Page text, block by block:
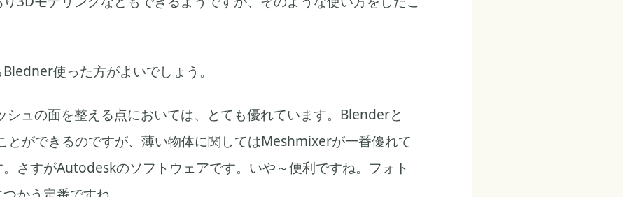
使った方がよいでしょう。
ュの面を整える点においては、とても優れています。Blenderと
とができるのですが、薄い物体に関してはMeshmixerが一番優れて
さすがAutodeskのソフトウェアです。いや～便利ですね。フォト